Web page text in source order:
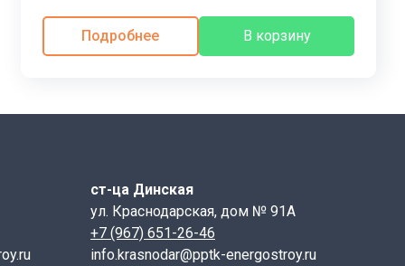
эксплуатации печей и каминов. Эта дверца,
сроком службы.
легко интегрируется в любое стилевое
соответствующего ГОСТ 1412-85 и РСТ РСФСР
Подробнее В корзину
ст-ца Динская
ул. Краснодарская, дом № 91А
+7 (967) 651-26-46
info.krasnodar@pptk-energostroy.ru